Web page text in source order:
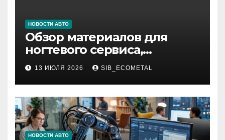
НОВОСТИ АВТО
Обзор материалов для
ногтевого сервиса,
наращивания ресниц и
депиляции
13 ИЮЛЯ 2026 SIB_ECOMETAL
НОВОСТИ АВТО